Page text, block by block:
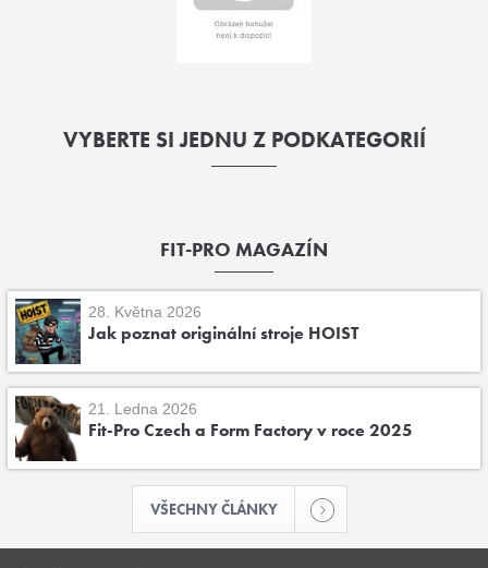
VYBERTE SI JEDNU Z PODKATEGORIÍ
FIT-PRO MAGAZÍN
28. Května 2026
Jak poznat originální stroje HOIST
21. Ledna 2026
Fit-Pro Czech a Form Factory v roce 2025
VŠECHNY ČLÁNKY